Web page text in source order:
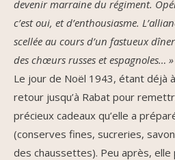
devenir marraine du régiment.
c’est oui, et d’enthousiasme.
scellée au cours d’un fastueux
des chœurs russes et espagnoles… »
Le jour de Noël 1943, étant déjà
retour jusqu’à Rabat pour
précieux cadeaux qu’elle a
(conserves fines, sucreries,
des chaussettes). Peu après,